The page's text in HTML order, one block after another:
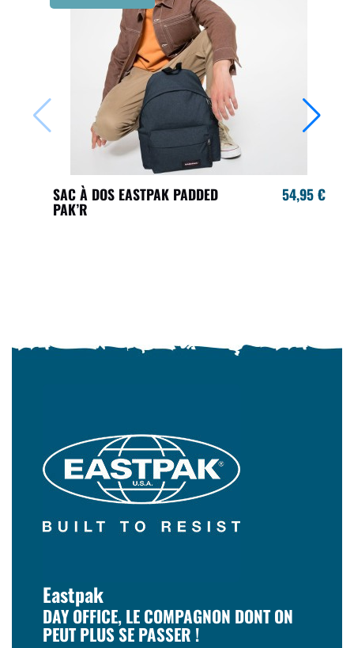
SAC À DOS EASTPAK PADDED
PAK’R
54,95 €
Eastpak
DAY OFFICE, LE COMPAGNON DONT ON
PEUT PLUS SE PASSER !